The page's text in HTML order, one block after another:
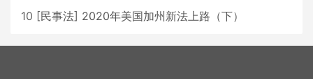
10 [民事法] 2020年美国加州新法上路（下）